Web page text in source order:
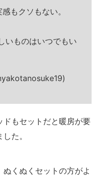
もクソもない。
いものはいつでもい
ドもセットだと暖房が要
た。
くぬくセットの方がよ